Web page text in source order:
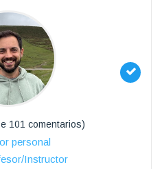
101 comentarios)
personal
Instructor